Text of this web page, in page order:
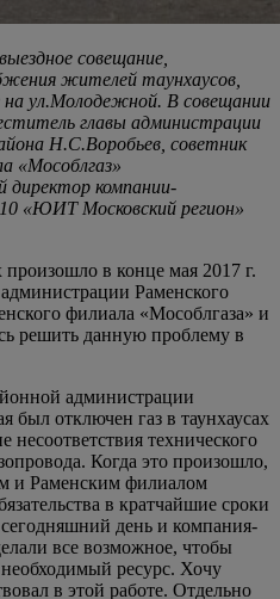
совещание,
жителей таунхаусов,
на ул.Молодежной. В совещании
главы администрации
Н.С.Воробьев, советник
«Мособлгаз»
директор компании-
«ЮИТ Московский регион»
произошло в конце мая 2017 г.
Раменского
филиала «Мособлгаза» и
решить данную проблему в
администрации
был отключен газ в таунхаусах
технического
Когда это произошло,
и Раменским филиалом
в кратчайшие сроки
день и компания-
все возможное, чтобы
ресурс. Хочу
в этой работе. Отдельно